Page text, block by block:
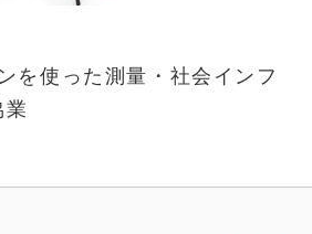
を使った測量・社会インフ
業